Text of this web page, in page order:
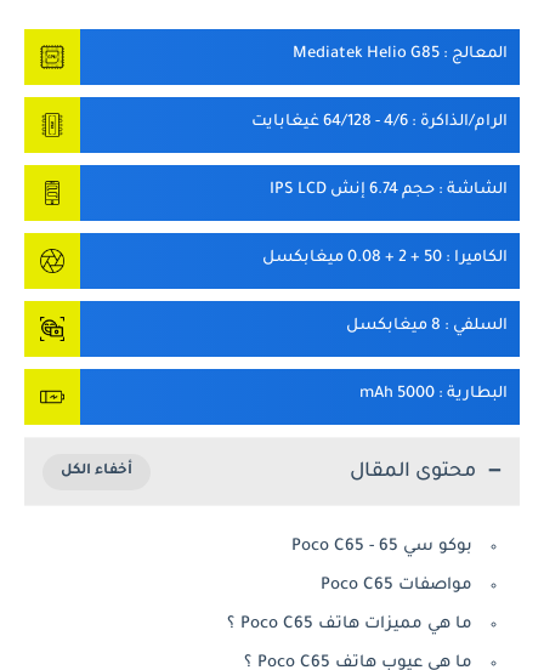
المعالج : Mediatek Helio G85
الرام/الذاكرة : 4/6 - 64/128 غيغابايت
الشاشة : حجم 6.74 إنش IPS LCD
الكاميرا : 50 + 2 + 0.08 ميغابكسل
السلفي : 8 ميغابكسل
البطارية : 5000 mAh
محتوى المقال
بوكو سي 65 - Poco C65
مواصفات Poco C65
ما هي مميزات هاتف Poco C65 ؟
ما هي عيوب هاتف Poco C65 ؟